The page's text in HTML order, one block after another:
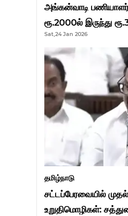
அங்கன்வாடி
ரூ.2000ல் இருந்து
முதல்வர்
Sat,24 Jan 2026
தமிழ்நாடு
சட்டப்பேரவையில்
உறுதிமொழிகள்: